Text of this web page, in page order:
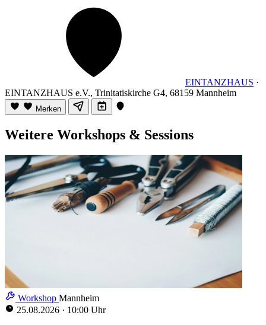
EINTANZHAUS ·
EINTANZHAUS e.V., Trinitatiskirche G4, 68159 Mannheim
Merken
Weitere Workshops & Sessions
Workshop Mannheim
25.08.2026 · 10:00 Uhr